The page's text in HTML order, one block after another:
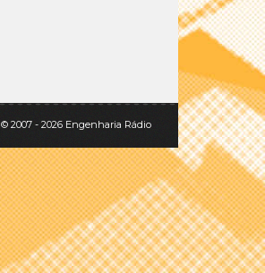
© 2007 - 2026 Engenharia Rádio